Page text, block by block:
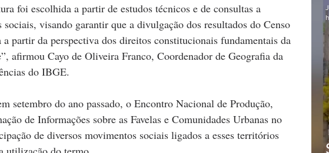
foi escolhida a partir de estudos técnicos e de consultas a
sociais, visando garantir que a divulgação dos resultados do Censo
a partir da perspectiva dos direitos constitucionais fundamentais da
afirmou Cayo de Oliveira Franco, Coordenador de Geografia da
do IBGE.
setembro do ano passado, o Encontro Nacional de Produção,
de Informações sobre as Favelas e Comunidades Urbanas no
de diversos movimentos sociais ligados a esses territórios